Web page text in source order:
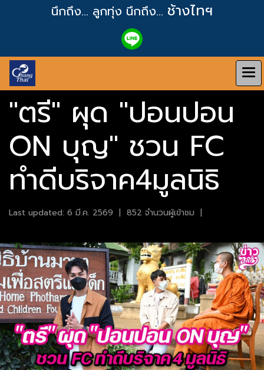
นึกถึง... ลูกทุ่ง นึกถึง... ช้างไทฯ
"ตรี" ผุด "ปอนปอน
ON บุญ" ชวน FC
ทำดีบริจาค4มูลนิธิ
Last updated: 6 มี.ค. 2569 | 852 จำนวนผู้เข้าชม |